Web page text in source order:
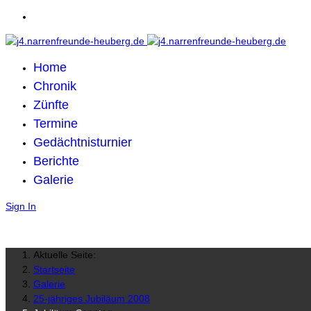
Home
Chronik
Zünfte
Termine
Gedächtnisturnier
Berichte
Galerie
Sign In
Aktuelle Seite:
Startseite
Galerie
25-jähriges Jubiläum 2008